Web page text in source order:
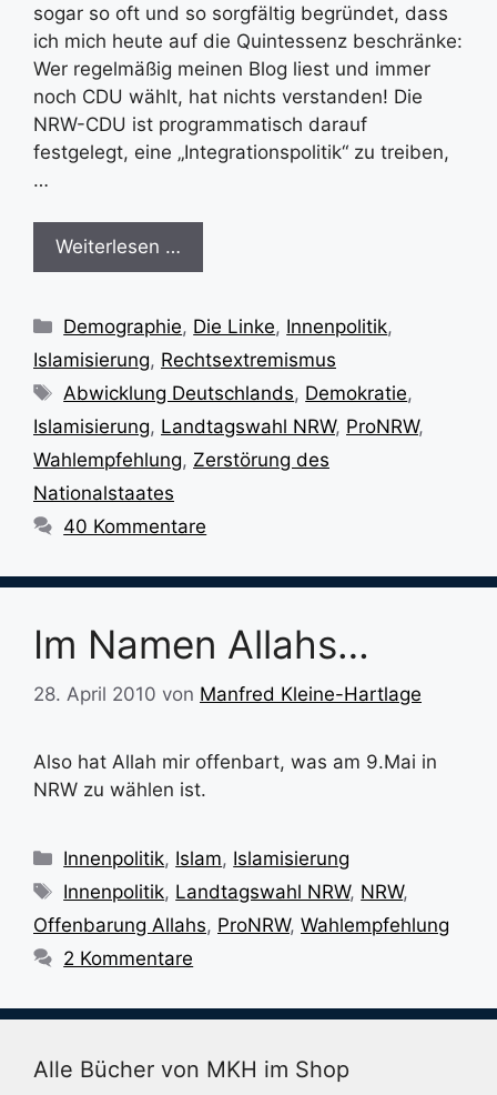
sogar so oft und so sorgfältig begründet, dass
ich mich heute auf die Quintessenz beschränke:
Wer regelmäßig meinen Blog liest und immer
noch CDU wählt, hat nichts verstanden! Die
NRW-CDU ist programmatisch darauf
festgelegt, eine „Integrationspolitik“ zu treiben,
…
Weiterlesen …
Kategorien
Demographie, Die Linke, Innenpolitik,
Islamisierung, Rechtsextremismus
Schlagwörter
Abwicklung Deutschlands, Demokratie,
Islamisierung, Landtagswahl NRW, ProNRW,
Wahlempfehlung, Zerstörung des
Nationalstaates
40 Kommentare
Im Namen Allahs…
28. April 2010 von Manfred Kleine-Hartlage
Also hat Allah mir offenbart, was am 9.Mai in
NRW zu wählen ist.
Kategorien
Innenpolitik, Islam, Islamisierung
Schlagwörter
Innenpolitik, Landtagswahl NRW, NRW,
Offenbarung Allahs, ProNRW, Wahlempfehlung
2 Kommentare
Alle Bücher von MKH im Shop